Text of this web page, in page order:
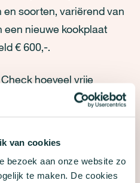
van cookies
bezoek aan onze website zo
te maken. De cookies
soorten, variërend van
een nieuwe kookplaat
€ 600,-.
Check hoeveel vrije
zijn in je
kan daarom zijn dat je
worden. Daarnaast